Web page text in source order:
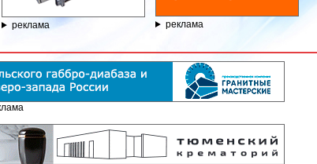
реклама реклама